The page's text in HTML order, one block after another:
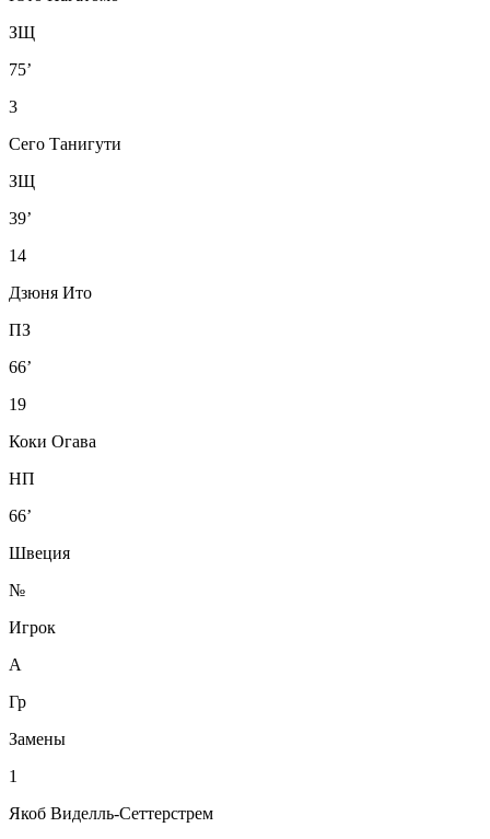
ЗЩ
75’
3
Сего Танигути
ЗЩ
39’
14
Дзюня Ито
ПЗ
66’
19
Коки Огава
НП
66’
Швеция
№
Игрок
А
Гр
Замены
1
Якоб Виделль-Сеттерстрем